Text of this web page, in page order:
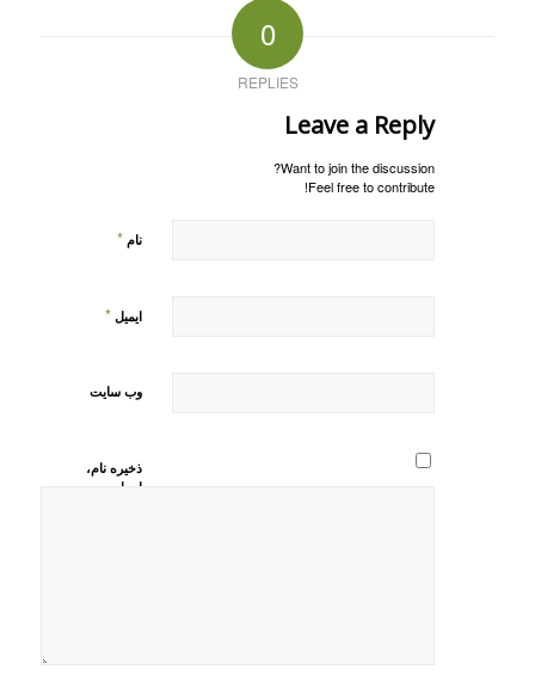
0
REPLIES
Leave a Reply
Want to join the discussion?
Feel free to contribute!
نام *
ایمیل *
وب‌ سایت
ذخیره نام،
ایمیل و